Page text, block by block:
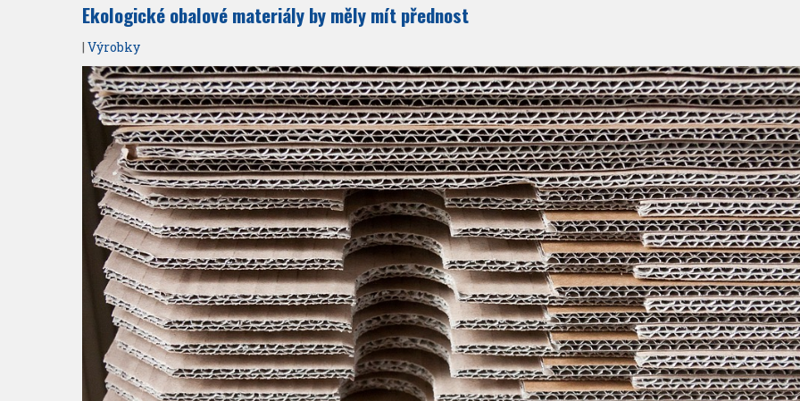
Ekologické obalové materiály by měly mít přednost
| Výrobky